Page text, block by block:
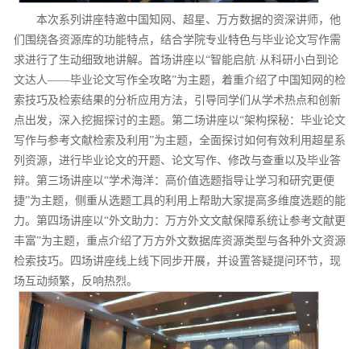
本次系列讲座特邀中国知网、超星、万方数据的资深讲师，他
们围绕各资源库的功能特点，结合学院专业特色与毕业论文写作需
求进行了生动细致地讲解。首场讲座以“智能启航·从科研小白到论
文达人——毕业论文写作全攻略”为主题，着重介绍了中国知网的检
索技巧及检索结果的分析应用方法，引导同学们从学术热点和创新
点出发，深入挖掘探讨的主题。第二场讲座以“架构探秘：毕业论文
写作与参考文献检索及利用”为主题，全面探讨如何有效利用超星系
列资源，进行毕业论文的开题、论文写作、修改与查重以及毕业答
辩。第三场讲座以“学术海洋：高价值选题指导让学习和研究更便
捷”为主题，侧重从选题工具的利用上帮助大家提高多维度选题的能
力。第四场讲座以“外文助力：万方外文文献保障系统让参考文献更
丰富”为主题，重点介绍了万方外文数据库资源类型与各种外文资源
检索技巧。四场讲座线上线下同步开展，并设置答疑提问环节，现
场互动频繁，反响热烈。